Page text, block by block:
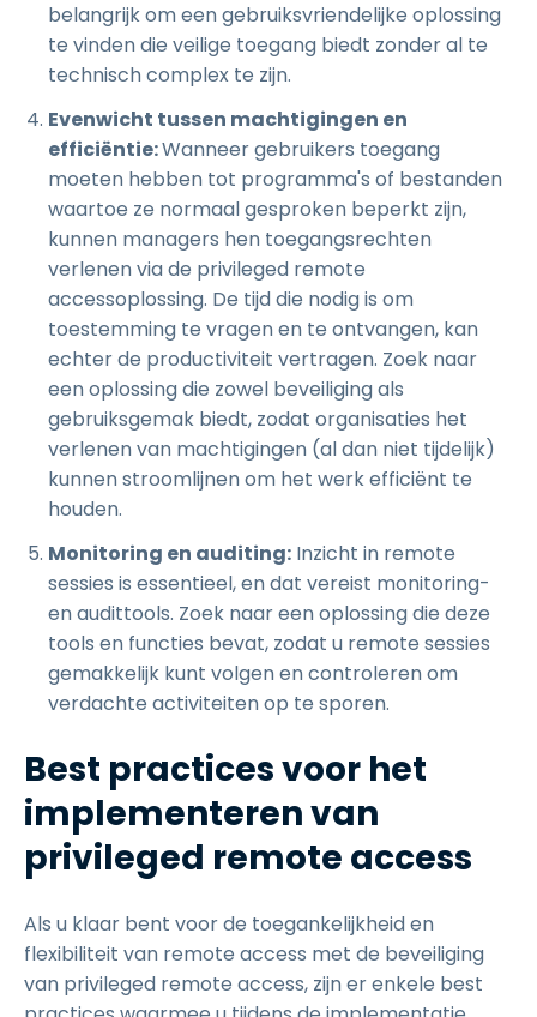
belangrijk om een gebruiksvriendelijke oplossing
te vinden die veilige toegang biedt zonder al te
technisch complex te zijn.
Evenwicht tussen machtigingen en
efficiëntie:Wanneer gebruikers toegang
moeten hebben tot programma's of bestanden
waartoe ze normaal gesproken beperkt zijn,
kunnen managers hen toegangsrechten
verlenen via de privileged remote
accessoplossing. De tijd die nodig is om
toestemming te vragen en te ontvangen, kan
echter de productiviteit vertragen. Zoek naar
een oplossing die zowel beveiliging als
gebruiksgemak biedt, zodat organisaties het
verlenen van machtigingen (al dan niet tijdelijk)
kunnen stroomlijnen om het werk efficiënt te
houden.
Monitoring en auditing: Inzicht in remote
sessies is essentieel, en dat vereist monitoring-
en audittools. Zoek naar een oplossing die deze
tools en functies bevat, zodat u remote sessies
gemakkelijk kunt volgen en controleren om
verdachte activiteiten op te sporen.
Best practices voor het
implementeren van
privileged remote access
Als u klaar bent voor de toegankelijkheid en
flexibiliteit van remote access met de beveiliging
van privileged remote access, zijn er enkele best